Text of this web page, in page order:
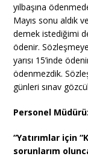
yılbaşına
Mayıs sonu aldık
demek istediğimi
ödenir. Sözleşmeye
yarısı 15’inde
ödenmezdik.
günleri sınav
Personel
“Yatırımlar için
sorunlarım